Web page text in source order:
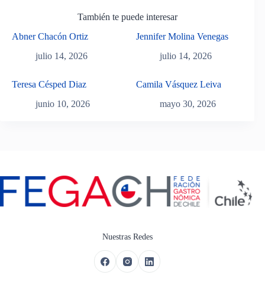
También te puede interesar
Abner Chacón Ortiz
julio 14, 2026
Jennifer Molina Venegas
julio 14, 2026
Teresa Césped Diaz
junio 10, 2026
Camila Vásquez Leiva
mayo 30, 2026
Nuestras Redes